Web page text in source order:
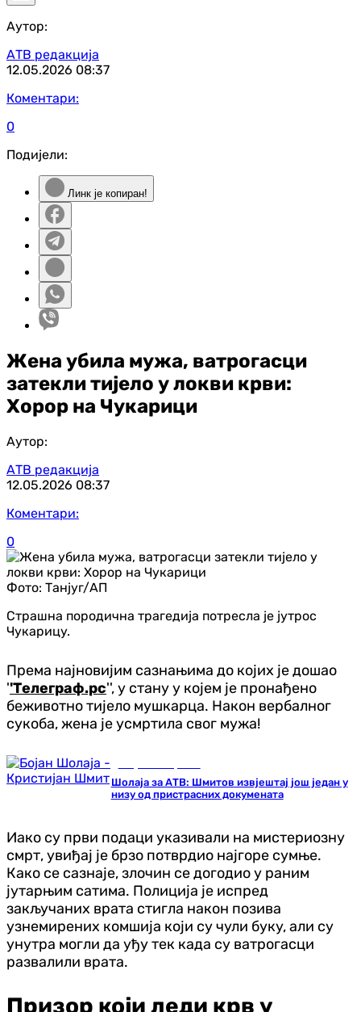
Аутор:
АТВ редакција
12.05.2026 08:37
Коментари:
0
Подијели:
Линк је копиран!
Жена убила мужа, ватрогасци
затекли тијело у локви крви:
Хорор на Чукарици
Аутор:
АТВ редакција
12.05.2026 08:37
Коментари:
0
Фото: Танјуг/АП
Страшна породична трагедија потресла је јутрос
Чукарицу.
Према најновијим сазнањима до којих је дошао
''Телеграф.рс'', у стану у којем је пронађено
беживотно тијело мушкарца. Након вербалног
сукоба, жена је усмртила свог мужа!
Шолаја за АТВ: Шмитов извјештај још један у
низу од пристрасних докумената
Иако су први подаци указивали на мистериозну
смрт, увиђај је брзо потврдио најгоре сумње.
Како се сазнаје, злочин се догодио у раним
јутарњим сатима. Полиција је испред
закључаних врата стигла након позива
узнемирених комшија који су чули буку, али су
унутра могли да уђу тек када су ватрогасци
развалили врата.
Призор који леди крв у